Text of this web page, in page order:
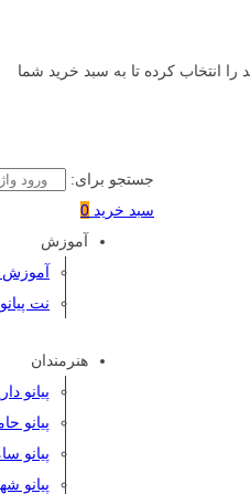
را انتخاب کرده تا به سبد خرید شما
جستجو برای:
سبد خرید 0
آموزش
آموزش
نت پیانو
هنرمندان
پیانو
پیانو
پیانو
پیانو